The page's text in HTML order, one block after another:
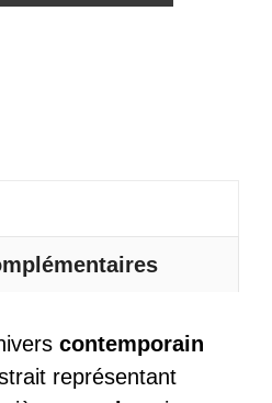
contemporain
représentant